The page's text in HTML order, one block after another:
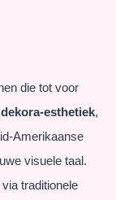
die tot voor
dekora-esthetiek,
Amerikaanse
visuele taal.
traditionele